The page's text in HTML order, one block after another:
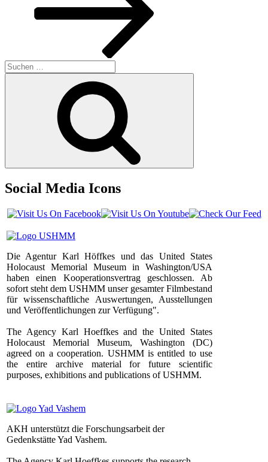
Suchen
nach:
Social Media Icons
Die Agentur Karl Höffkes und das United States
Holocaust Memorial Museum in Washington/USA
haben einen Kooperationsvertrag geschlossen. Ab
sofort steht dem USHMM unser gesamter Filmbestand
für wissenschaftliche Auswertungen, Ausstellungen
und Veröffentlichungen zur Verfügung".
The Agency Karl Hoeffkes and the United States
Holocaust Memorial Museum, Washington (DC)
agreed on a cooperation. USHMM is entitled to use
the entire archive material for future scientific
purposes, exhibitions and publications of USHMM.
AKH unterstützt die Forschungsarbeit der
Gedenkstätte Yad Vashem.